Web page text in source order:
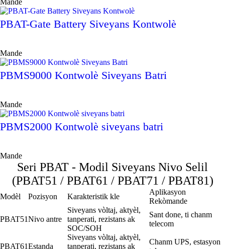
Mande
PBAT-Gate Battery Siveyans Kontwolè
Mande
PBMS9000 Kontwolè Siveyans Batri
Mande
PBMS2000 Kontwolè siveyans batri
Mande
Seri PBAT - Modil Siveyans Nivo Selil
(PBAT51 / PBAT61 / PBAT71 / PBAT81)
Modèl Pozisyon Karakteristik kle
Aplikasyon
Rekòmande
PBAT51Nivo antre
Siveyans vòltaj, aktyèl,
tanperati, rezistans ak
SOC/SOH
Sant done, ti chanm
telecom
PBAT61Estanda
Siveyans vòltaj, aktyèl,
tanperati, rezistans ak
Chanm UPS, estasyon